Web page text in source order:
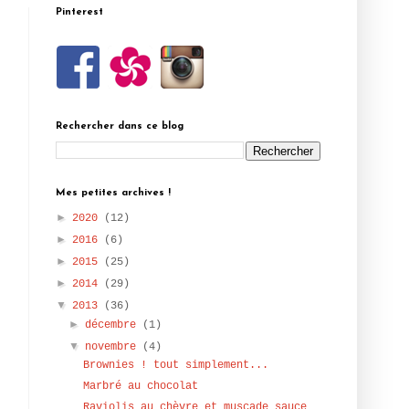
Pinterest
Rechercher dans ce blog
Mes petites archives !
► 2020
(12)
► 2016
(6)
► 2015
(25)
► 2014
(29)
▼ 2013
(36)
►décembre
(1)
▼ novembre
(4)
Brownies ! tout simplement...
Marbré au chocolat